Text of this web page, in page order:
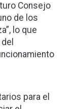
Consejo
de los
lo que
para el